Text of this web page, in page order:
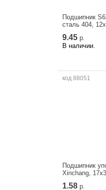
Подшипник
сталь 404,
9.45р.
В наличии.
код 88051
Подшипник
Xinchang,
1.58р.